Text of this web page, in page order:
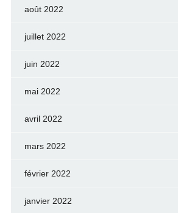
août 2022
juillet 2022
juin 2022
mai 2022
avril 2022
mars 2022
février 2022
janvier 2022